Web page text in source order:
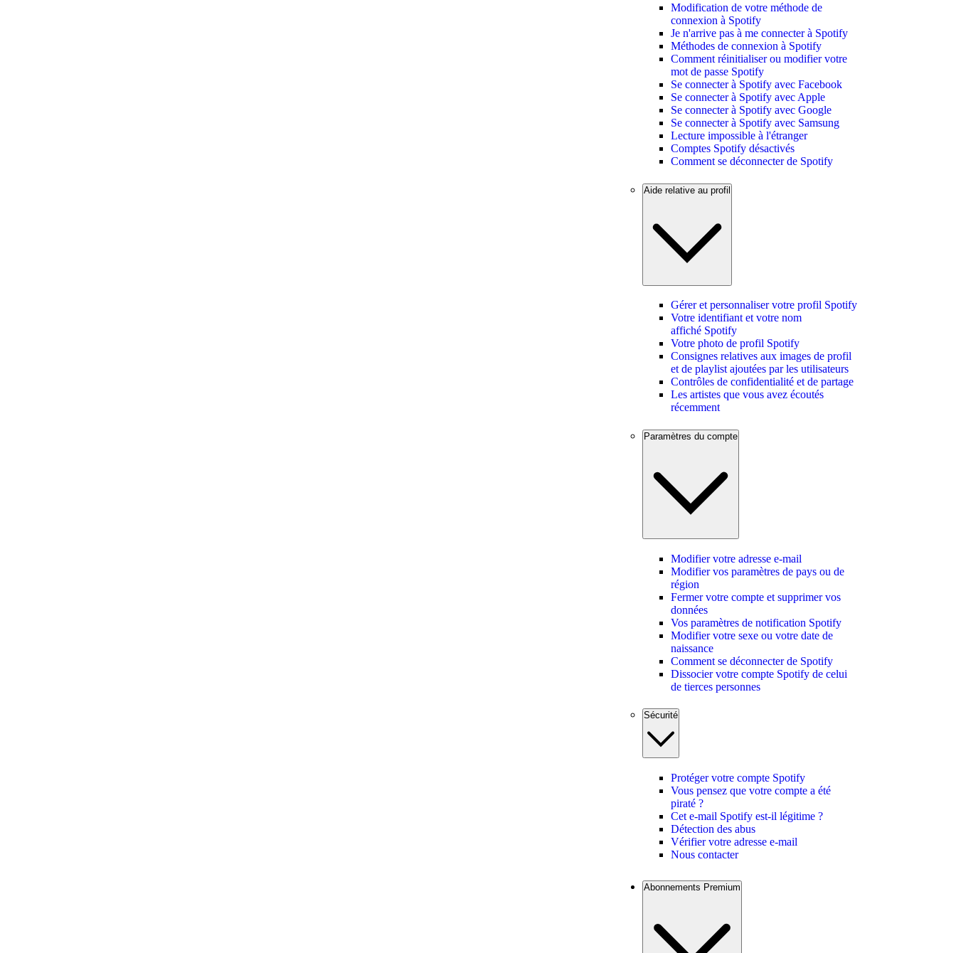
Modification de votre méthode de
connexion à Spotify
Je n'arrive pas à me connecter à Spotify
Méthodes de connexion à Spotify
Comment réinitialiser ou modifier votre
mot de passe Spotify
Se connecter à Spotify avec Facebook
Se connecter à Spotify avec Apple
Se connecter à Spotify avec Google
Se connecter à Spotify avec Samsung
Lecture impossible à l'étranger
Comptes Spotify désactivés
Comment se déconnecter de Spotify
Aide relative au profil
Gérer et personnaliser votre profil Spotify
Votre identifiant et votre nom
affiché Spotify
Votre photo de profil Spotify
Consignes relatives aux images de profil
et de playlist ajoutées par les utilisateurs
Contrôles de confidentialité et de partage
Les artistes que vous avez écoutés
récemment
Paramètres du compte
Modifier votre adresse e-mail
Modifier vos paramètres de pays ou de
région
Fermer votre compte et supprimer vos
données
Vos paramètres de notification Spotify
Modifier votre sexe ou votre date de
naissance
Comment se déconnecter de Spotify
Dissocier votre compte Spotify de celui
de tierces personnes
Sécurité
Protéger votre compte Spotify
Vous pensez que votre compte a été
piraté ?
Cet e-mail Spotify est-il légitime ?
Détection des abus
Vérifier votre adresse e-mail
Nous contacter
Abonnements Premium